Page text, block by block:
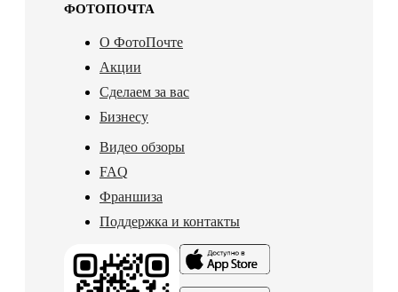
ФОТОПОЧТА
О ФотоПочте
Акции
Сделаем за вас
Бизнесу
Видео обзоры
FAQ
Франшиза
Поддержка и контакты